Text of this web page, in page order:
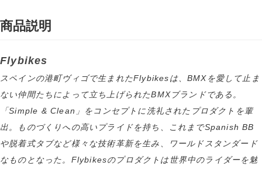
商品説明
Flybikes
スペインの港町ヴィゴで生まれたFlybikesは、BMXを愛して止ま
ない仲間たちによって立ち上げられたBMXブランドである。
「Simple & Clean」をコンセプトに洗礼されたプロダクトを輩
出。ものづくりへの高いプライドを持ち、これまでSpanish BB
や脱着式タブなど様々な技術革新を生み、ワールドスタンダード
なものとなった。Flybikesのプロダクトは世界中のライダーを魅